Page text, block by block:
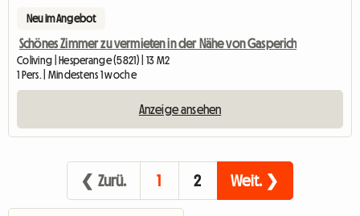
Neu im Angebot
Schönes Zimmer zu vermieten in der Nähe von Gasperich
Coliving | Hesperange (5821) | 13 M2
1 Pers. | Mindestens 1 woche
Anzeige ansehen
❮ Zurü. 1 2 Weit. ❯